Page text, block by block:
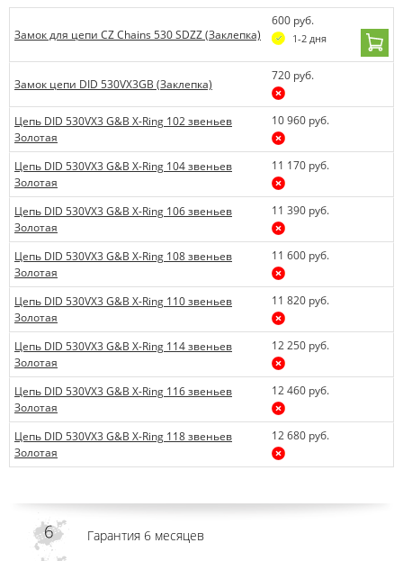
Замок для цепи CZ Chains 530 SDZZ (Заклепка)
600 руб.
1-2 дня
Замок цепи DID 530VX3GB (Заклепка)
720 руб.
Цепь DID 530VX3 G&B X-Ring 102 звеньев
Золотая
10 960 руб.
Цепь DID 530VX3 G&B X-Ring 104 звеньев
Золотая
11 170 руб.
Цепь DID 530VX3 G&B X-Ring 106 звеньев
Золотая
11 390 руб.
Цепь DID 530VX3 G&B X-Ring 108 звеньев
Золотая
11 600 руб.
Цепь DID 530VX3 G&B X-Ring 110 звеньев
Золотая
11 820 руб.
Цепь DID 530VX3 G&B X-Ring 114 звеньев
Золотая
12 250 руб.
Цепь DID 530VX3 G&B X-Ring 116 звеньев
Золотая
12 460 руб.
Цепь DID 530VX3 G&B X-Ring 118 звеньев
Золотая
12 680 руб.
Гарантия 6 месяцев